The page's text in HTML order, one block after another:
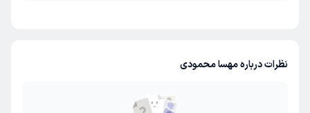
نظرات درباره مهسا محمودی